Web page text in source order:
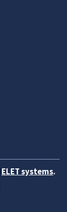
ELET systems.